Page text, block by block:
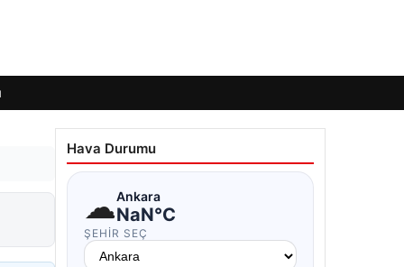
Hava Durumu
☁Ankara
NaN°C
ŞEHIR SEÇ